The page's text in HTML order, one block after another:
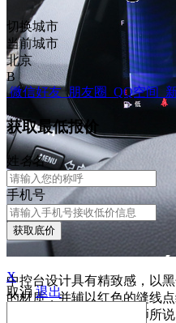
中控台设计具有精致感，以
的材质，并辅以红色的缝线
时尚的感觉，正如朱老师所
切换城市
当前城市
北京
B
微信好友 朋友圈 QQ空间
获取最低报价
姓 名名
手机号
获取底价
X
取消 退出